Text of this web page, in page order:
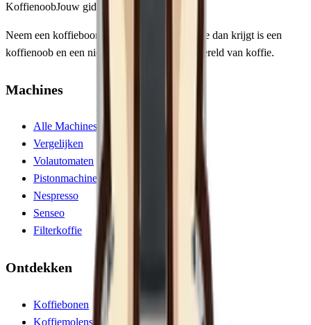
KoffienoobJouw gids in de wereld van koffie
Neem een koffieboon en draai hem om. Wat je dan krijgt is een
koffienoob en een nieuw perspectief op de wereld van koffie.
Machines
Alle Machines
Vergelijken
Volautomaten
Pistonmachines
Nespresso
Senseo
Filterkoffie
Ontdekken
Koffiebonen
Koffiemolens